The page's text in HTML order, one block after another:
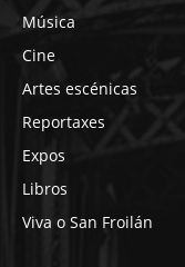
Música
Cine
Artes escénicas
Reportaxes
Expos
Libros
Viva o San Froilán